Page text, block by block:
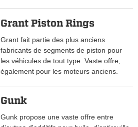
Grant Piston Rings
Grant fait partie des plus anciens
fabricants de segments de piston pour
les véhicules de tout type. Vaste offre,
également pour les moteurs anciens.
Gunk
Gunk propose une vaste offre entre